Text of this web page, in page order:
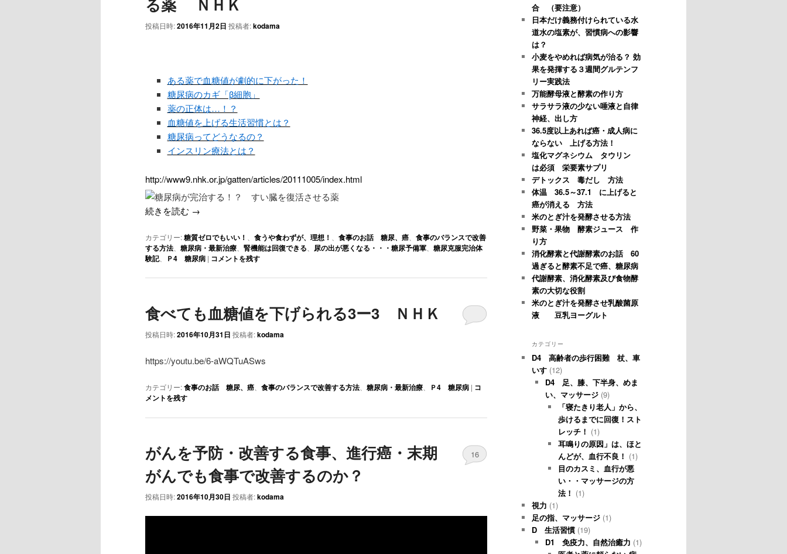
投稿日時:2016年11月2日 投稿者:kodama
ある薬で血糖値が劇的に下がった！
糖尿病のカギ「β細胞」
薬の正体は…！？
血糖値を上げる生活習慣とは？
糖尿病ってどうなるの？
インスリン療法とは？
http://www9.nhk.or.jp/gatten/articles/20111005/index.html
続きを読む →
カテゴリー:糖質ゼロでもいい！ 食うや食わずが、理想！ 食事のお話 糖尿、癌
食事のバランスで改善
する方法
糖尿病・最新治療 腎機能は回復できる 尿の出が悪くなる・・・糖尿予備軍
糖尿克服完治体
験記、 Ｐ4 糖尿病 | コメントを残す
食べても血糖値を下げられる3ー3 ＮＨＫ
投稿日時:2016年10月31日 投稿者:kodama
https://youtu.be/6-aWQTuASws
カテゴリー:食事のお話 糖尿、癌、 食事のバランスで改善する方法、 糖尿病・最新治療、 Ｐ4 糖尿病 | コ
メントを残す
がんを予防・改善する食事、進行癌・末期
がんでも食事で改善するのか？
投稿日時:2016年10月30日 投稿者:kodama
16
合 （要注意）
日本だけ義務付けられている水
道水の塩素が、習慣病への影響
は？
小麦をやめれば病気が治る？ 効
果を発揮する３週間グルテンフ
リー実践法
万能酵母液と酵素の作り方
サラサラ液の少ない唾液と自律
神経、出し方
36.5度以上あれば癌・成人病に
ならない 上げる方法！
塩化マグネシウム タウリン
は必須 栄要素サプリ
デトックス 毒だし 方法
体温 36.5～37.1 に上げると
癌が消える 方法
米のとぎ汁を発酵させる方法
野菜・果物 酵素ジュース 作
り方
消化酵素と代謝酵素のお話 60
過ぎると酵素不足で癌、糖尿病
代謝酵素、消化酵素及び食物酵
素の大切な役割
米のとぎ汁を発酵させ乳酸菌原
液 豆乳ヨーグルト
カテゴリー
D4 高齢者の歩行困難 杖、車
いす (12)
D4 足、膝、下半身、めま
い、マッサージ(9)
「寝たきり老人」から、
歩けるまでに回復！スト
レッチ！ (1)
耳鳴りの原因」は、ほと
んどが、血行不良！ (1)
目のカスミ、血行が悪
い・・マッサージの方
法！ (1)
視力 (1)
足の指、マッサージ (1)
D 生活習慣 (19)
D1 免疫力、自然治癒力 (1)